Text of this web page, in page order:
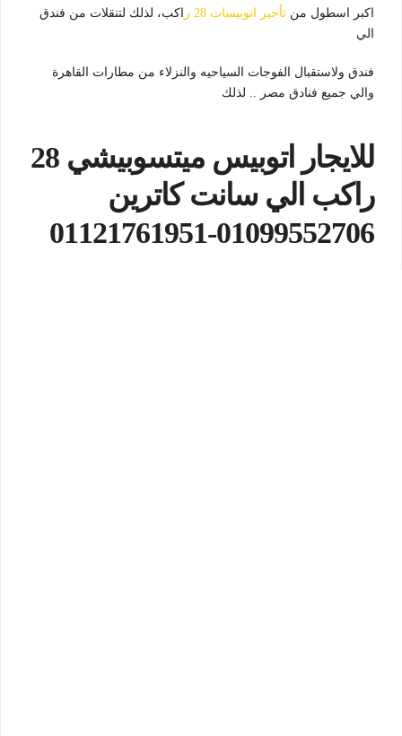
اكبر اسطول من تأجير اتوبيسات 28 ر
اكب، لذلك لتنقلات من فندق
الي
فندق ولاستقبال الفوجات السياحيه والنزلاء من مطارات القاهرة
والي جميع فنادق مصر .. لذلك
للايجار اتوبيس ميتسوبيشي 28
راكب الي سانت كاترين
01099552706-01121761951